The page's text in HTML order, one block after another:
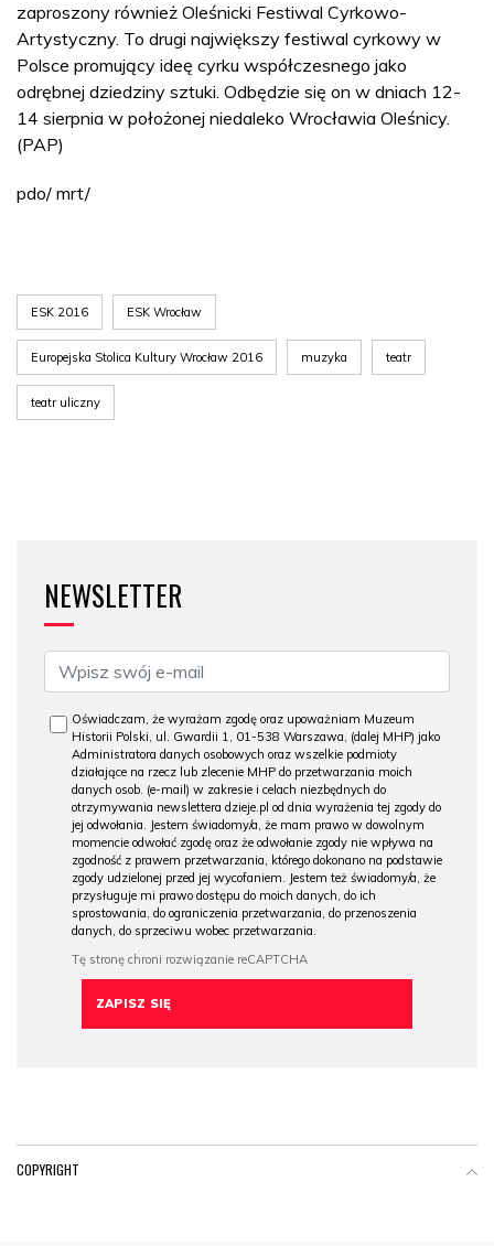
zaproszony również Oleśnicki Festiwal Cyrkowo-
Artystyczny. To drugi największy festiwal cyrkowy w
Polsce promujący ideę cyrku współczesnego jako
odrębnej dziedziny sztuki. Odbędzie się on w dniach 12-
14 sierpnia w położonej niedaleko Wrocławia Oleśnicy.
(PAP)
pdo/ mrt/
ESK 2016 ESK Wrocław
Europejska Stolica Kultury Wrocław 2016 muzyka teatr
teatr uliczny
NEWSLETTER
Oświadczam, że wyrażam zgodę oraz upoważniam Muzeum
Historii Polski, ul. Gwardii 1, 01-538 Warszawa, (dalej MHP) jako
Administratora danych osobowych oraz wszelkie podmioty
działające na rzecz lub zlecenie MHP do przetwarzania moich
danych osob. (e-mail) w zakresie i celach niezbędnych do
otrzymywania newslettera dzieje.pl od dnia wyrażenia tej zgody do
jej odwołania. Jestem świadomy/a, że mam prawo w dowolnym
momencie odwołać zgodę oraz że odwołanie zgody nie wpływa na
zgodność z prawem przetwarzania, którego dokonano na podstawie
zgody udzielonej przed jej wycofaniem. Jestem też świadomy/a, że
przysługuje mi prawo dostępu do moich danych, do ich
sprostowania, do ograniczenia przetwarzania, do przenoszenia
danych, do sprzeciwu wobec przetwarzania.
COPYRIGHT